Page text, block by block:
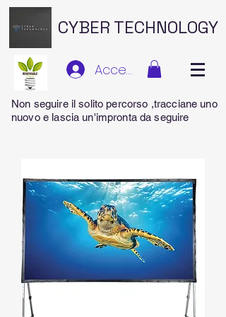
CYBER TECHNOLOGY
Accedi
Non seguire il solito percorso ,tracciane uno
nuovo e lascia un'impronta da seguire